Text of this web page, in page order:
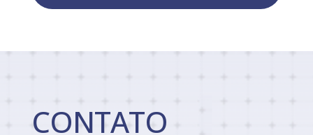
CONTATO